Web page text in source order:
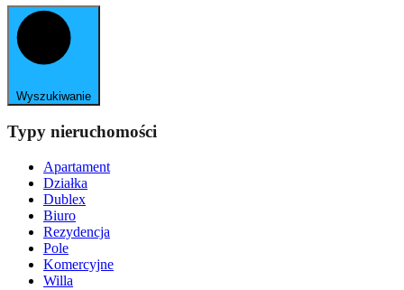
Wyszukiwanie
Typy nieruchomości
Apartament
Działka
Dublex
Biuro
Rezydencja
Pole
Komercyjne
Willa